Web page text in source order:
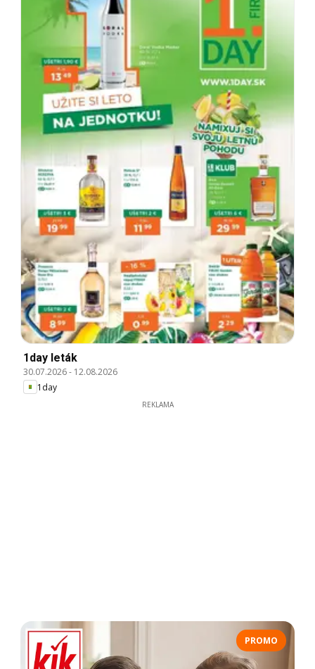
1day leták
30.07.2026- 12.08.2026
1day
REKLAMA
PROMO